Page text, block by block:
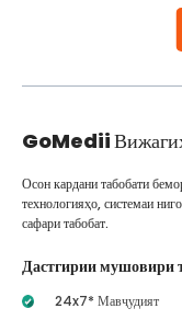
GoMedii
Осон кардани табобати
технологияҳо, системаи
сафари табобат.
Дастгирии мушовири
24x7* Мавҷудият